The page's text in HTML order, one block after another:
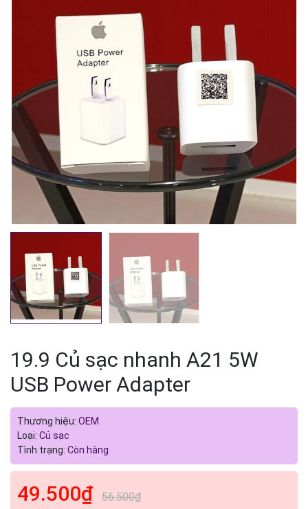
19.9 Củ sạc nhanh A21 5W
USB Power Adapter
Thương hiệu: OEM
Loại: Củ sạc
Tình trạng: Còn hàng
49.500₫ 56.500₫
Mã giảm giá:
Ngày hết hạn:
Điều kiện: